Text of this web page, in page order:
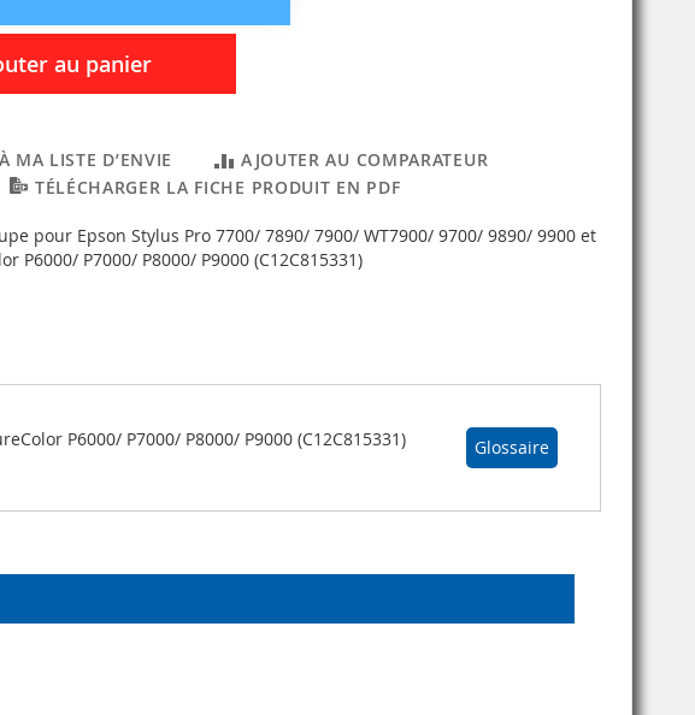
au panier
MA LISTE D’ENVIE
AJOUTER AU COMPARATEUR
TÉLÉCHARGER LA FICHE PRODUIT EN PDF
pour Epson Stylus Pro 7700/ 7890/ 7900/ WT7900/ 9700/ 9890/ 9900 et
P6000/ P7000/ P8000/ P9000 (C12C815331)
Glossaire
P6000/ P7000/ P8000/ P9000 (C12C815331)